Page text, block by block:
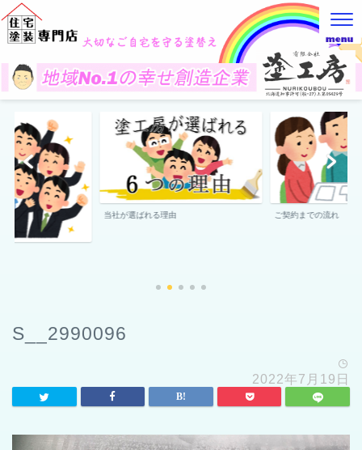
当社が選ばれる理由 ご契約までの流れ
S__2990096
2022年7月19日